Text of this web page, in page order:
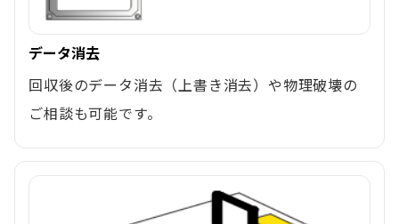
データ消去
回収後のデータ消去（上書き消去）や物理破壊の
ご相談も可能です。